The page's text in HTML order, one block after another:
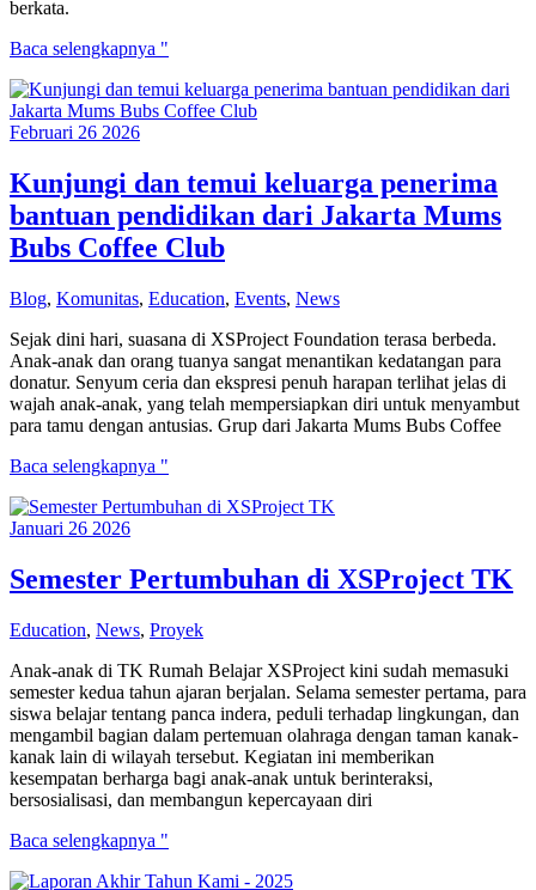
berkata.
Perjalanan
yang
Panjang
dan
Baca selengkapnya "
Februari 26 2026
Kunjungi dan temui keluarga penerima
bantuan pendidikan dari Jakarta Mums
Bubs Coffee Club
Blog, Komunitas, Education, Events, News
Sejak dini hari, suasana di XSProject Foundation terasa berbeda.
Anak-anak dan orang tuanya sangat menantikan kedatangan para
donatur. Senyum ceria dan ekspresi penuh harapan terlihat jelas di
wajah anak-anak, yang telah mempersiapkan diri untuk menyambut
para tamu dengan antusias. Grup dari Jakarta Mums Bubs Coffee
Kunjungi
temui
keluarga
bantuan
pendidikan
Jakarta
Bubs
Coffee
Club
Baca selengkapnya "
Januari 26 2026
Semester Pertumbuhan di XSProject TK
Education, News, Proyek
Anak-anak di TK Rumah Belajar XSProject kini sudah memasuki
semester kedua tahun ajaran berjalan. Selama semester pertama, para
siswa belajar tentang panca indera, peduli terhadap lingkungan, dan
mengambil bagian dalam pertemuan olahraga dengan taman kanak-
kanak lain di wilayah tersebut. Kegiatan ini memberikan
kesempatan berharga bagi anak-anak untuk berinteraksi,
bersosialisasi, dan membangun kepercayaan diri
Semester
di
Baca selengkapnya "